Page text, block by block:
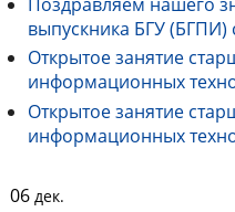
выпускника БГУ (БГПИ)
Открытое занятие
информационных
Открытое занятие
информационных
06 дек.